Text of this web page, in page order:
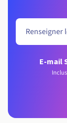
E-mail